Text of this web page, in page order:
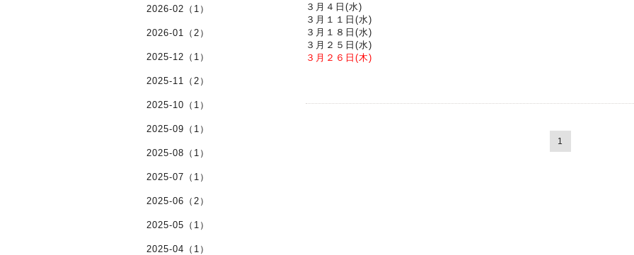
３月４日(水)
３月１１日(水)
３月１８日(水)
３月２５日(水)
３月２６日(木)
1
2026-02（1）
2026-01（2）
2025-12（1）
2025-11（2）
2025-10（1）
2025-09（1）
2025-08（1）
2025-07（1）
2025-06（2）
2025-05（1）
2025-04（1）